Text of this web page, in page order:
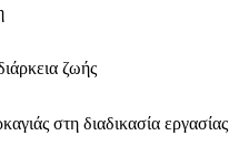
ζωής
στη διαδικασία εργασίας